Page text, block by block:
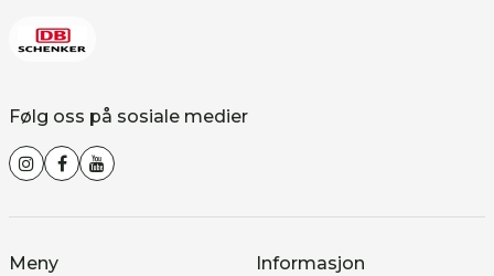
Følg oss på sosiale medier
Meny Informasjon